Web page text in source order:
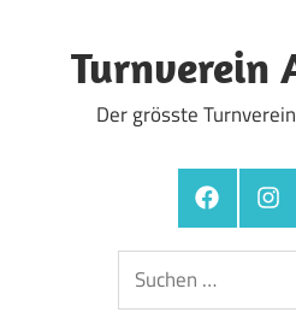
Inhalt
springen
Turnverein
Der grösste
Facebook
Suchen
nach: